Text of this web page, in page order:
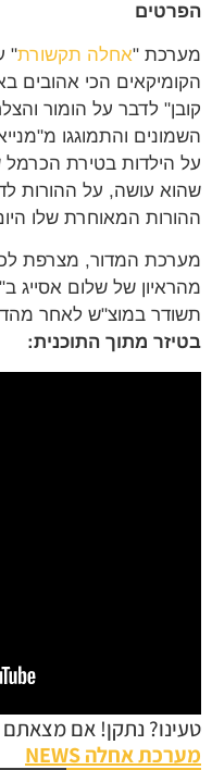
הפרטים
מערכת "אחלה תקשורת"
הקומיקאים הכי אהובים
קובן" לדבר על הומור
השמונים והתמוגגו
על הילדות בטירת
שהוא עושה, על ההורות
ההורות המאוחרת שלו
מערכת המדור, מצרפת
מהראיון של שלום אסייג
תשודר במוצ"ש לאחר
בטיזר מתוך התוכנית:
טעינו? נתקן! אם
מערכת אחלה NEWS